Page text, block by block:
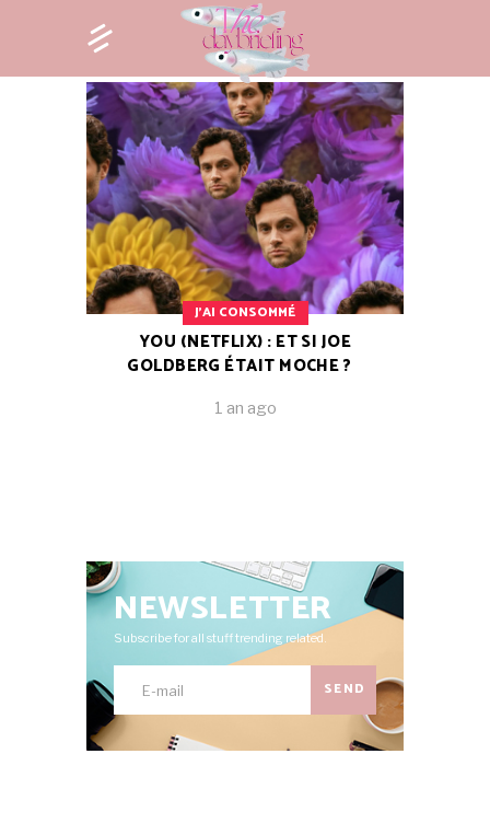
J'AI CONSOMMÉ
YOU (NETFLIX) : ET SI JOE
GOLDBERG ÉTAIT MOCHE ?
1 an ago
NEWSLETTER
Subscribe for all stuff trending related.
SEND